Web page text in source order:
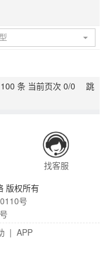
100 条 当前页次 0/0 跳
找客服
版权所有
号
| APP